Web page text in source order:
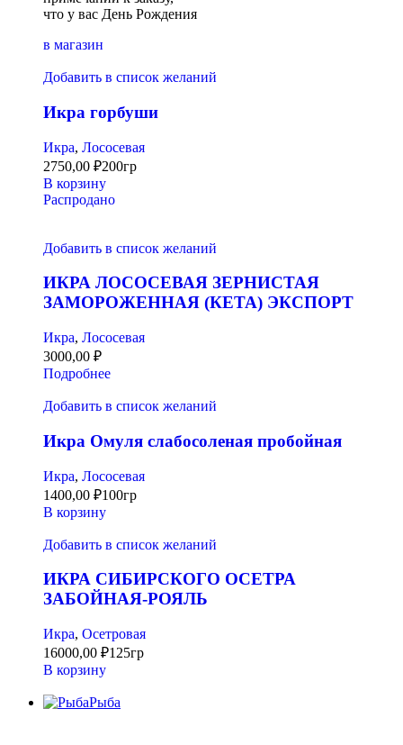
что у вас День Рождения
в магазин
Добавить в список желаний
Икра горбуши
Икра, Лососевая
2750,00 ₽200гр
В корзину
Распродано
Добавить в список желаний
ИКРА ЛОСОСЕВАЯ ЗЕРНИСТАЯ
ЗАМОРОЖЕННАЯ (КЕТА) ЭКСПОРТ
Икра, Лососевая
3000,00 ₽
Подробнее
Добавить в список желаний
Икра Омуля слабосоленая пробойная
Икра, Лососевая
1400,00 ₽100гр
В корзину
Добавить в список желаний
ИКРА СИБИРСКОГО ОСЕТРА
ЗАБОЙНАЯ-РОЯЛЬ
Икра, Осетровая
16000,00 ₽125гр
В корзину
Рыба